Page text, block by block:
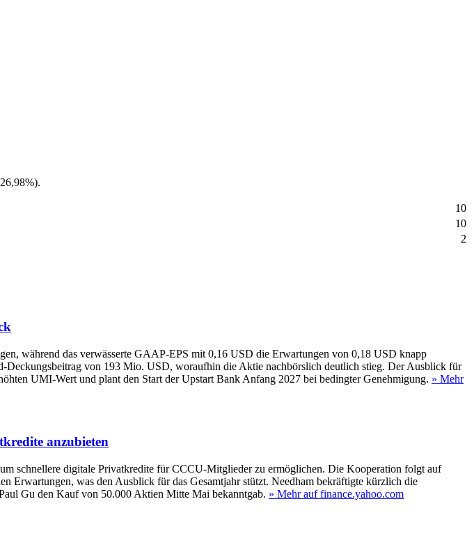
26,98%).
10
10
2
während das verwässerte GAAP‑EPS mit 0,16 USD die Erwartungen von 0,18 USD knapp
von 193 Mio. USD, woraufhin die Aktie nachbörslich deutlich stieg. Der Ausblick für
UMI‑Wert und plant den Start der Upstart Bank Anfang 2027 bei bedingter Genehmigung. » Mehr
anzubieten
schnellere digitale Privatkredite für CCCU-Mitglieder zu ermöglichen. Die Kooperation folgt auf
Erwartungen, was den Ausblick für das Gesamtjahr stützt. Needham bekräftigte kürzlich die
Gu den Kauf von 50.000 Aktien Mitte Mai bekanntgab. » Mehr auf finance.yahoo.com